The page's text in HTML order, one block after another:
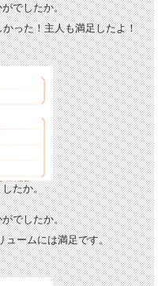
でしたか。
かった！主人も満足したよ！
たか。
でしたか。
ュームには満足です。